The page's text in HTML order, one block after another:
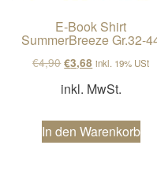
E-Book Shirt
SummerBreeze Gr.32-
€4,90Ursprünglicher
€3,68 Aktueller
inkl. 19% USt
inkl. MwSt.
In den Warenkorb